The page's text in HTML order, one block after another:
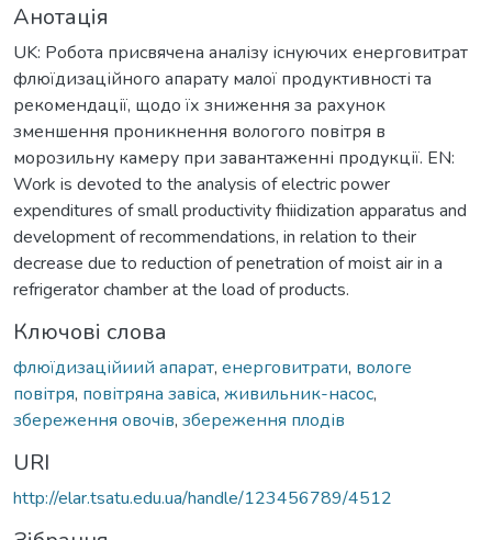
Анотація
UK: Робота присвячена аналізу існуючих енерговитрат
флюїдизаційного апарату малої продуктивності та
рекомендації, щодо їх зниження за рахунок
зменшення проникнення вологого повітря в
морозильну камеру при завантаженні продукції. EN:
Work is devoted to the analysis of electric power
expenditures of small productivity fhiidization apparatus and
development of recommendations, in relation to their
decrease due to reduction of penetration of moist air in a
refrigerator chamber at the load of products.
Ключові слова
флюїдизаційиий апарат, енерговитрати, вологе
повітря, повітряна завіса, живильник-насос,
збереження овочів, збереження плодів
URI
http://elar.tsatu.edu.ua/handle/123456789/4512